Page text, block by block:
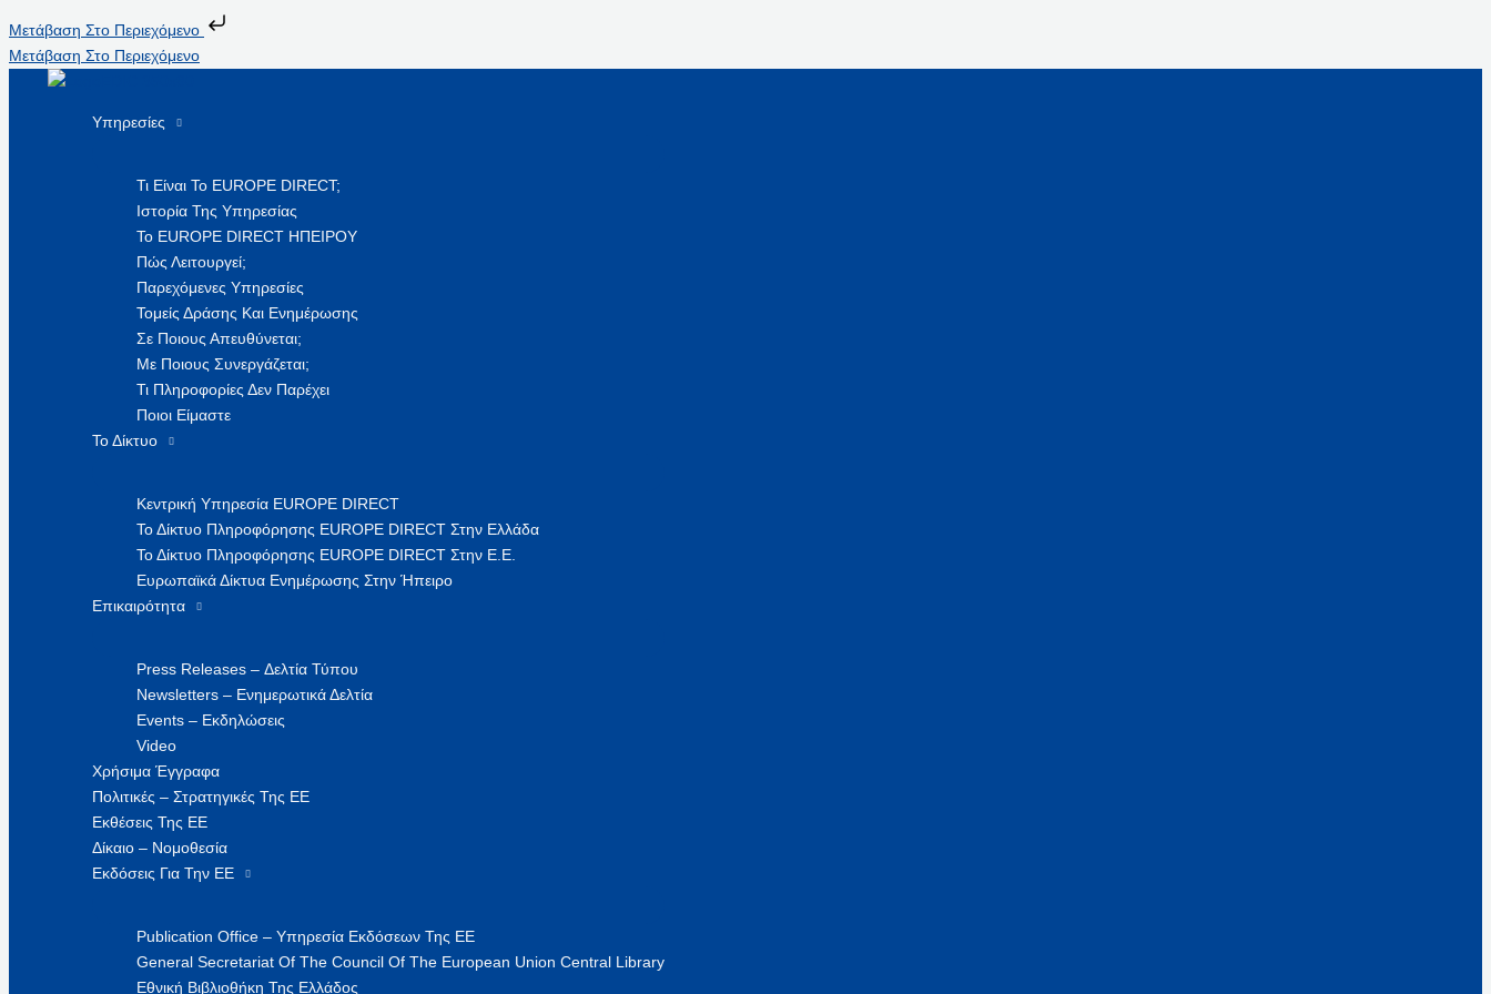
Μετάβαση Στο Περιεχόμενο
Μετάβαση Στο Περιεχόμενο
Υπηρεσίες
Τι Είναι Το EUROPE DIRECT;
Ιστορία Της Υπηρεσίας
Το EUROPE DIRECT ΗΠΕΙΡΟΥ
Πώς Λειτουργεί;
Παρεχόμενες Υπηρεσίες
Τομείς Δράσης Και Ενημέρωσης
Σε Ποιους Απευθύνεται;
Με Ποιους Συνεργάζεται;
Τι Πληροφορίες Δεν Παρέχει
Ποιοι Είμαστε
Το Δίκτυο
Κεντρική Υπηρεσία EUROPE DIRECT
Το Δίκτυο Πληροφόρησης EUROPE DIRECT Στην Ελλάδα
Το Δίκτυο Πληροφόρησης EUROPE DIRECT Στην Ε.Ε.
Ευρωπαϊκά Δίκτυα Ενημέρωσης Στην Ήπειρο
Επικαιρότητα
Press Releases – Δελτία Τύπου
Newsletters – Ενημερωτικά Δελτία
Events – Εκδηλώσεις
Video
Χρήσιμα Έγγραφα
Πολιτικές – Στρατηγικές Της ΕΕ
Εκθέσεις Της ΕΕ
Δίκαιο – Νομοθεσία
Εκδόσεις Για Την ΕΕ
Publication Office – Υπηρεσία Εκδόσεων Της ΕΕ
General Secretariat Of The Council Of The European Union Central Library
Εθνική Βιβλιοθήκη Της Ελλάδος